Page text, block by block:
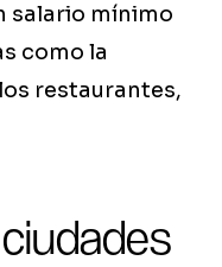
salario mínimo
como la
restaurantes,